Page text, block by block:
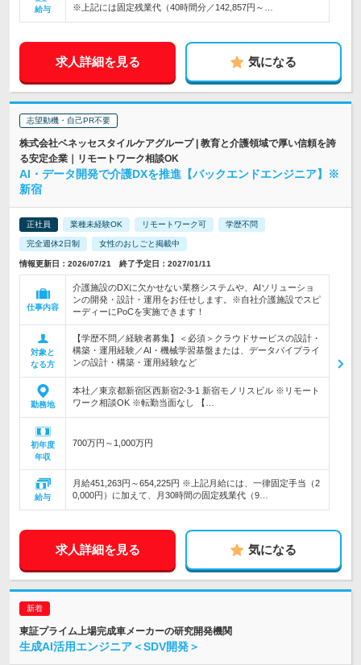
給与
※上記には固定残業代（40時間分／142,857円～…
求人詳細を見る 気になる
志望動機・自己PR不要
株式会社ベネッセスタイルケアグループ | 教育と介護領域で厚い信頼を誇
る安定企業｜リモートワーク相談OK
AI・データ開発で介護DXを推進【バックエンドエンジニア】※
新宿
正社員 業種未経験OK リモートワーク可 学歴不問
完全週休2日制 女性のおしごと掲載中
情報更新日：2026/07/21 終了予定日：2027/01/11
仕事内容
介護施設のDXに欠かせない業務システムや、AIソリューショ
ンの開発・設計・運用をお任せします。※自社介護施設でスピ
ーディーにPoCを実施できます！
対象と
なる方
【学歴不問／経験者募集】＜必須＞クラウドサービスの設計・
構築・運用経験／AI・機械学習基盤または、データパイプライ
ンの設計・構築・運用経験など
勤務地
本社／東京都新宿区西新宿2-3-1 新宿モノリスビル ※リモート
ワーク相談OK ※転勤当面なし 【…
初年度
年収
700万円～1,000万円
給与
月給451,263円～654,225円 ※上記月給には、一律固定手当（2
0,000円）に加えて、月30時間の固定残業代（9…
求人詳細を見る 気になる
東証プライム上場完成車メーカーの研究開発機関
生成AI活用エンジニア＜SDV開発＞